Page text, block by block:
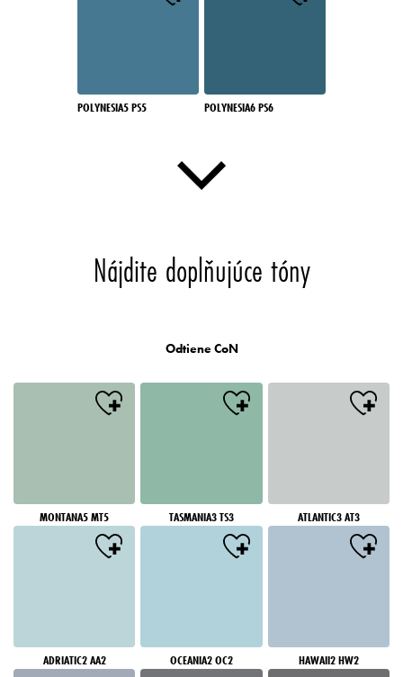
POLYNESIA5 PS5 POLYNESIA6 PS6
Nájdite doplňujúce tóny
Odtiene CoN
MONTANA5 MT5 TASMANIA3 TS3 ATLANTIC3 AT3
ADRIATIC2 AA2 OCEANIA2 OC2 HAWAII2 HW2